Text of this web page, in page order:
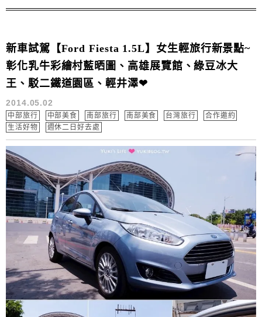
新車試駕【Ford Fiesta 1.5L】女生輕旅行新景點~
彰化乳牛彩繪村藍晒圖、高雄展覽館、綠豆冰大
王、駁二鐵道園區、輕井澤❤
2014.05.02
中部旅行 中部美食 南部旅行 南部美食 台灣旅行
合作邀約
生活好物
週休二日好去處